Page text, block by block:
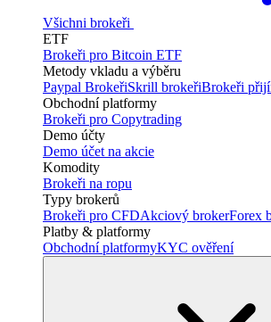
Všichni brokeři
ETF
Brokeři pro Bitcoin ETF
Metody vkladu a výběru
Paypal BrokeřiSkrill brokeřiBrokeři
Obchodní platformy
Brokeři pro Copytrading
Demo účty
Demo účet na akcie
Komodity
Brokeři na ropu
Typy brokerů
Brokeři pro CFDAkciový brokerForex
Platby & platformy
Obchodní platformyKYC ověření